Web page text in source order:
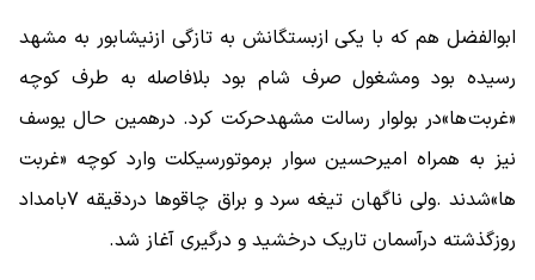
ابوالفضل هم که با یکی ازبستگانش به تازگی ازنیشابور به مشهد
رسیده بود ومشغول صرف شام بود بلافاصله به طرف کوچه
«غربت ها»در بولوار رسالت مشهدحرکت کرد. درهمین حال یوسف
نیز به همراه امیرحسین سوار برموتورسیکلت وارد کوچه «غربت
ها»شدند .ولی ناگهان تیغه سرد و براق چاقوها دردقیقه ۷بامداد
روزگذشته درآسمان تاریک درخشید و درگیری آغاز شد.